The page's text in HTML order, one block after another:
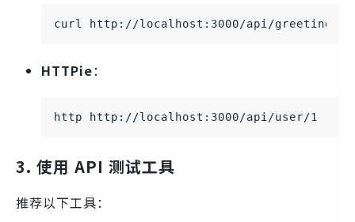
curl http://localhost:3000/api/greeting
HTTPie：
http http://localhost:3000/api/user/1
3. 使用 API 测试工具
推荐以下工具：